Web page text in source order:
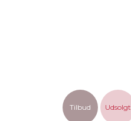
Tilbud Udsolgt